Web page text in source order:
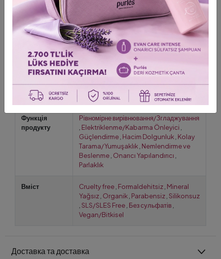
Тип волосся Açma İşlem Görmüş Kabaran Saç
Товсті волосся/жорсткі,Крихкі Волосся
Суха волосся,Perma Yapılmış Saç
Yıpranmış Saç
Шампунь Tuzsuz,Sülfatsız Зволожувач
Шаблон
маски для
волосів
Lipid Maske ,Keratin İçeren
Без
силікону,Зволожувач
Функція
продукту
Рівномірне вирівнювання/Згладжування
Elektriklenme/Kabarma Önleyici
Güçlendirme Hacim Dolgunluk Kolay
Tarama/Yumuşaklık Nemlendirme ve
Beslenme Onarıcı Yapılandırıcı
Parlaklık
Вміст Cruelty free Formaldehitsiz Mineral
Yağsız Organik Parabensiz Silikonsuz
SLS/SLES Free Без сульфатів
Vegan/Bitkisel
Доставка та доставка